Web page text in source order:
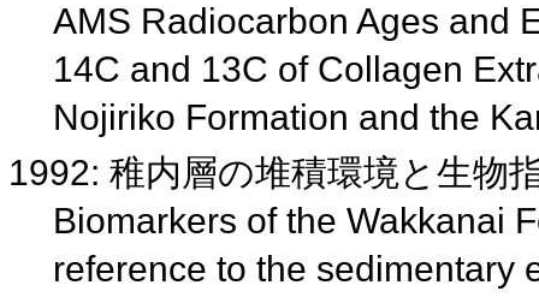
AMS Radiocarbon Ages and
14C and 13C of Collagen
Nojiriko Formation and the
1992: 稚内層の堆積環境と生物
Biomarkers of the Wakkanai
reference to the sedimentary